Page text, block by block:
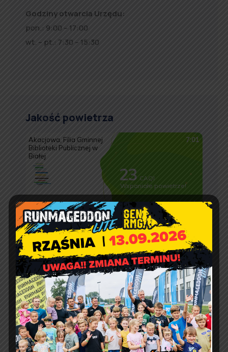
Godziny otwarcia Urzędu:
pon.: 9:00 – 17:00
wt. – pt.: 7:30 – 15:30
Jakość powietrza